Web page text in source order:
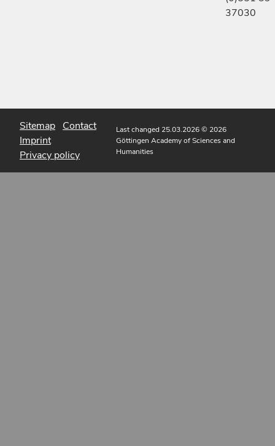
37030
Sitemap Contact
Imprint
Privacy policy
Last changed 25.03.2026© 2026
Göttingen Academy of Sciences and
Humanities